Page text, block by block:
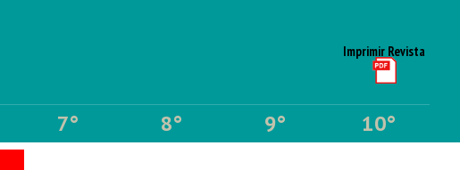
Imprimir Revista
7° 8° 9° 10°